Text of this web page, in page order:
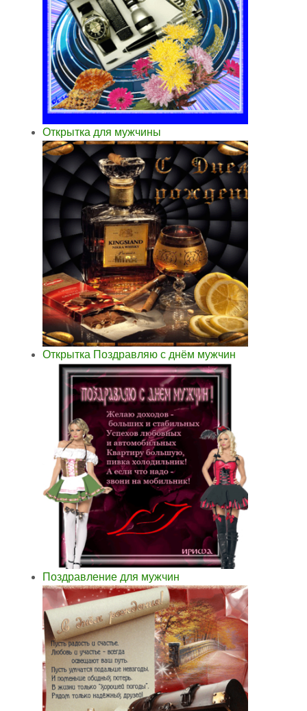
Открытка для мужчины
Открытка Поздравляю с днём мужчин
Поздравление для мужчин